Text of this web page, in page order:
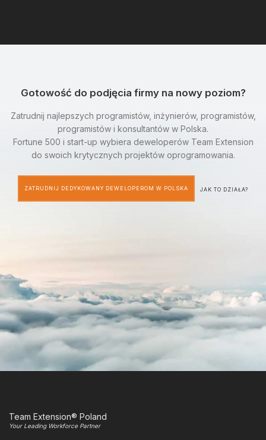
Gotowość do podjęcia firmy na nowy poziom?
Zatrudnij najlepszych programistów, inżynierów, programistów,
programistów i konsultantów w Polska.
Fortune 500 i start-up wybiera deweloperów Team Extension
do swoich krytycznych projektów oprogramowania.
ZATRUDNIJ DEDYKOWANY DEWELOPEROM W POLSKA JAK TO DZIAŁA?
Team Extension® Poland
Your Leading Workforce Partner